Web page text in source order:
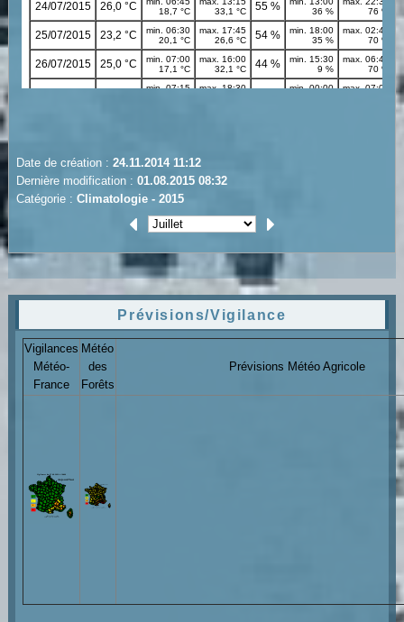
Date de création : 24.11.2014 11:12
Dernière modification : 01.08.2015 08:32
Catégorie : Climatologie - 2015
Prévisions/Vigilance
Vigilances
Météo-
France
Météo
des
Forêts
Prévisions Météo Agricole